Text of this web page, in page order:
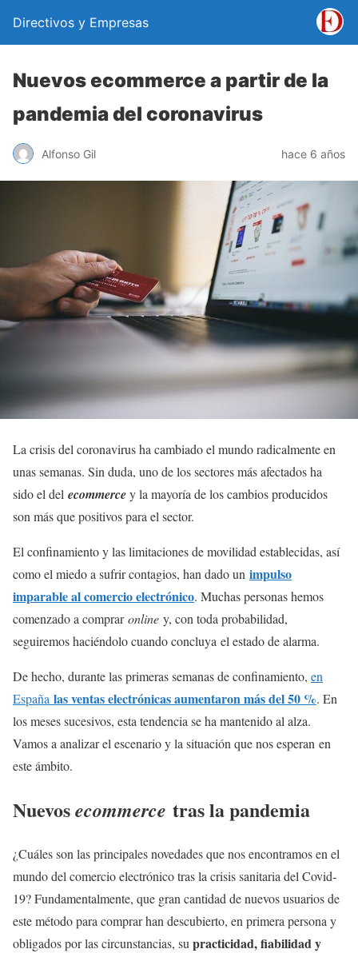
Directivos y Empresas
Nuevos ecommerce a partir de la
pandemia del coronavirus
Alfonso Gil hace 6 años
La crisis del coronavirus ha cambiado el mundo radicalmente en
unas semanas. Sin duda, uno de los sectores más afectados ha
sido el del ecommercey la mayoría de los cambios producidos
son más que positivos para el sector.
El confinamiento y las limitaciones de movilidad establecidas, así
como el miedo a sufrir contagios, han dado un impulso
imparable al comercio electrónico. Muchas personas hemos
comenzado a compraronline y, con toda probabilidad,
seguiremos haciéndolo cuando concluya el estado de alarma.
De hecho, durante las primeras semanas de confinamiento, en
España las ventas electrónicas aumentaron más del 50 %. En
los meses sucesivos, esta tendencia se ha mantenido al alza.
Vamos a analizar el escenario y la situación que nos esperan en
este ámbito.
Nuevosecommerce tras la pandemia
¿Cuáles son las principales novedades que nos encontramos en el
mundo del comercio electrónico tras la crisis sanitaria del Covid-
19? Fundamentalmente, que gran cantidad de nuevos usuarios de
este método para comprar han descubierto, en primera persona y
obligados por las circunstancias, su practicidad, fiabilidad y